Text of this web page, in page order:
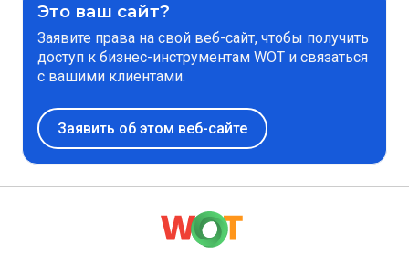
Это ваш сайт?
Заявите права на свой веб-сайт, чтобы получить
доступ к бизнес-инструментам WOT и связаться
с вашими клиентами.
Заявить об этом веб-сайте